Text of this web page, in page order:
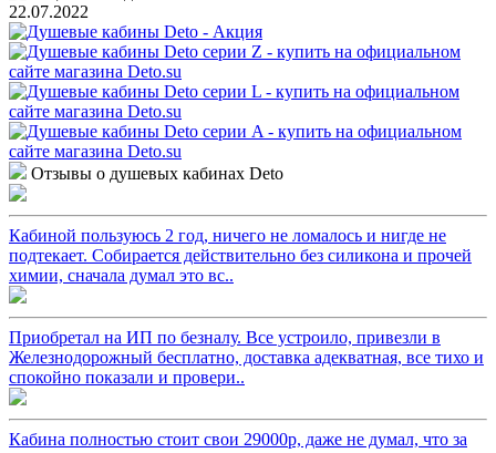
22.07.2022
Отзывы о душевых кабинах Deto
Кабиной пользуюсь 2 год, ничего не ломалось и нигде не
подтекает. Собирается действительно без силикона и прочей
химии, сначала думал это вс..
Приобретал на ИП по безналу. Все устроило, привезли в
Железнодорожный бесплатно, доставка адекватная, все тихо и
спокойно показали и провери..
Кабина полностью стоит свои 29000р, даже не думал, что за